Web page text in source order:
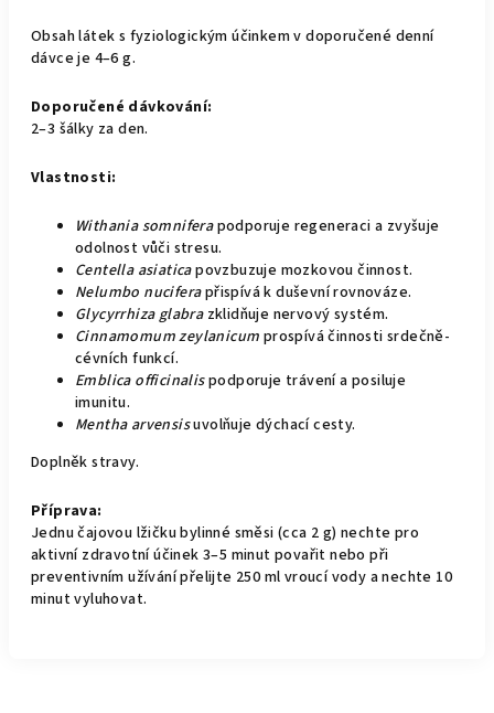
Obsah látek s fyziologickým účinkem v doporučené denní
dávce je 4–6 g.
Doporučené dávkování:
2–3 šálky za den.
Vlastnosti:
Withania somniferapodporuje regeneraci a zvyšuje
odolnost vůči stresu.
Centella asiaticapovzbuzuje mozkovou činnost.
Nelumbo nuciferapřispívá k duševní rovnováze.
Glycyrrhiza glabrazklidňuje nervový systém.
Cinnamomum zeylanicum prospívá činnosti srdečně-
cévních funkcí.
Emblica officinalispodporuje trávení a posiluje
imunitu.
Mentha arvensisuvolňuje dýchací cesty.
Doplněk stravy.
Příprava:
Jednu čajovou lžičku bylinné směsi (cca 2 g) nechte pro
aktivní zdravotní účinek 3–5 minut povařit nebo při
preventivním užívání přelijte 250 ml vroucí vody a nechte 10
minut vyluhovat.